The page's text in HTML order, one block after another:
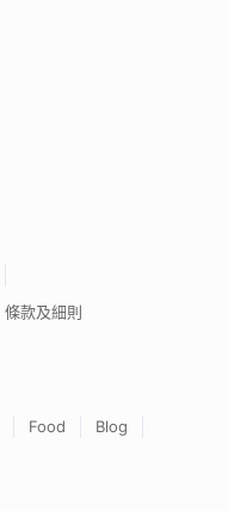
條款及細則
Food
Blog